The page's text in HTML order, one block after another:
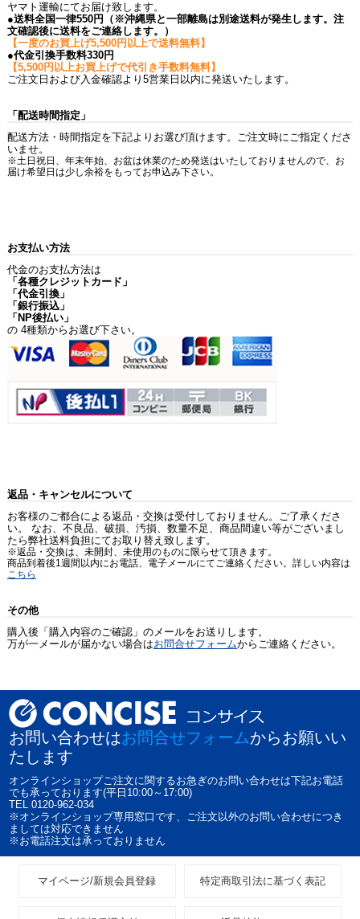
ヤマト運輸にてお届け致します。
●送料全国一律550円（※沖縄県と一部離島は別途送料が発生します。注
文確認後に送料をご連絡します。）
【一度のお買上げ5,500円以上で送料無料】
●代金引換手数料330円
【5,500円以上お買上げで代引き手数料無料】
ご注文日および入金確認より5営業日以内に発送いたします。
「配送時間指定」
配送方法・時間指定を下記よりお選び頂けます。ご注文時にご指定くださ
いませ。
※土日祝日、年末年始、お盆は休業のため発送はいたしておりませんので、お
届け希望日は少し余裕をもってお申込み下さい。
お支払い方法
代金のお支払方法は
「各種クレジットカード」
「代金引換」
「銀行振込」
「NP後払い」
の 4種類からお選び下さい。
返品・キャンセルについて
お客様のご都合による返品・交換は受付しておりません。ご了承くださ
い。 なお、不良品、破損、汚損、数量不足、商品間違い等がございまし
たら弊社送料負担にてお取り替え致します。
※返品・交換は、未開封、未使用のものに限らせて頂きます。
商品到着後1週間以内にお電話、電子メールにてご連絡ください。詳しい内容は
こちら
その他
購入後「購入内容のご確認」のメールをお送りします。
万が一メールが届かない場合はお問合せフォームからご連絡ください。
お問い合わせはお問合せフォームからお願いい
たします
オンラインショップご注文に関するお急ぎのお問い合わせは下記お電話
でも承っております(平日10:00～17:00)
TEL 0120-962-034
※オンラインショップ専用窓口です、ご注文以外のお問い合わせにつき
ましては対応できません
※お電話注文は承っておりません
マイページ/新規会員登録 特定商取引法に基づく表記